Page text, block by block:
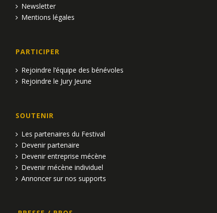
Newsletter
Mentions légales
PARTICIPER
Rejoindre l’équipe des bénévoles
Rejoindre le Jury Jeune
SOUTENIR
Les partenaires du Festival
Devenir partenaire
Devenir entreprise mécène
Devenir mécène individuel
Annoncer sur nos supports